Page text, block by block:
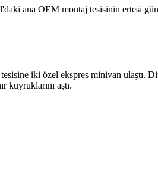
ana OEM montaj tesisinin ertesi
iki özel ekspres minivan ulaştı.
kuyruklarını aştı.